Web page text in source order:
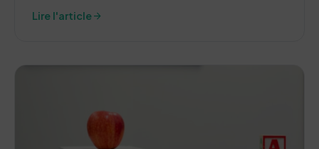
Lire l'articlearrow_forward